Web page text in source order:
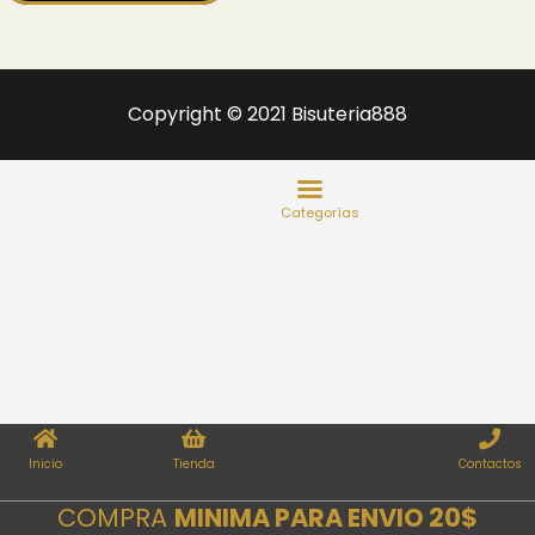
Copyright © 2021 Bisuteria888
Inicio Tienda Contactos
COMPRA MINIMA PARA ENVIO 20$